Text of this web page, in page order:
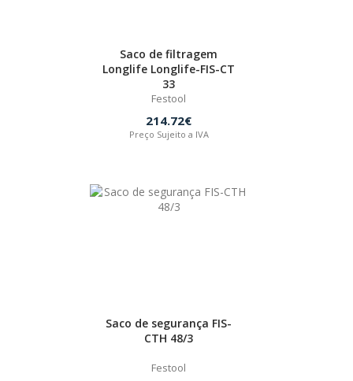
Saco de filtragem
Longlife Longlife-FIS-CT
33
Festool
214.72€
Preço Sujeito a IVA
Saco de segurança FIS-
CTH 48/3
Festool